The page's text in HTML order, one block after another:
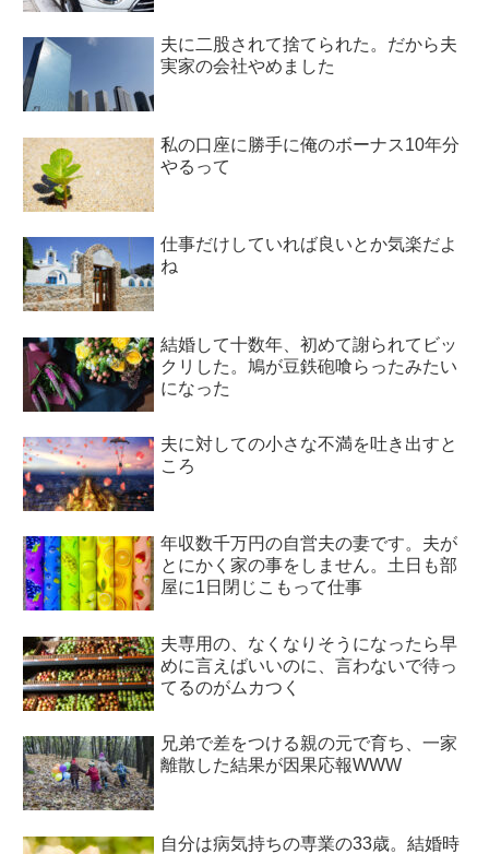
夫に二股されて捨てられた。だから夫
実家の会社やめました
私の口座に勝手に俺のボーナス10年分
やるって
仕事だけしていれば良いとか気楽だよ
ね
結婚して十数年、初めて謝られてビッ
クリした。鳩が豆鉄砲喰らったみたい
になった
夫に対しての小さな不満を吐き出すと
ころ
年収数千万円の自営夫の妻です。夫が
とにかく家の事をしません。土日も部
屋に1日閉じこもって仕事
夫専用の、なくなりそうになったら早
めに言えばいいのに、言わないで待っ
てるのがムカつく
兄弟で差をつける親の元で育ち、一家
離散した結果が因果応報WWW
自分は病気持ちの専業の33歳。結婚時